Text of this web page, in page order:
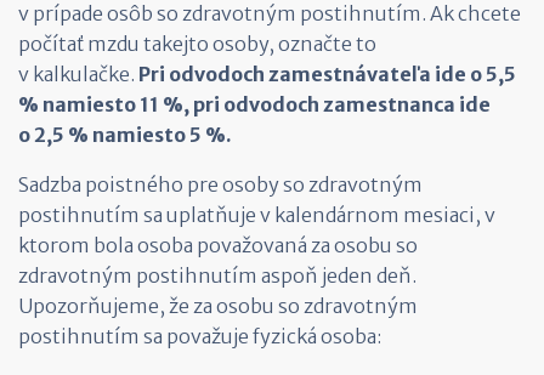
v prípade osôb so zdravotným postihnutím. Ak chcete
počítať mzdu takejto osoby, označte to
v kalkulačke. Pri odvodoch zamestnávateľa ide o 5,5
% namiesto 11 %, pri odvodoch zamestnanca ide
o 2,5 % namiesto 5 %.
Sadzba poistného pre osoby so zdravotným
postihnutím sa uplatňuje v kalendárnom mesiaci, v
ktorom bola osoba považovaná za osobu so
zdravotným postihnutím aspoň jeden deň.
Upozorňujeme, že za osobu so zdravotným
postihnutím sa považuje fyzická osoba: